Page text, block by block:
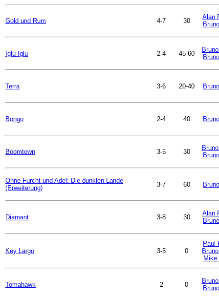
Gold und Rum 4-7 30
Alan
Iglu Iglu 2-4 45-60
Terra 3-6 20-40
Bongo 2-4 40
Boomtown 3-5 30
Ohne Furcht und Adel: Die dunklen Lande
(Erweiterung)
3-7 60
Diamant 3-8 30
Alan
Key Largo 3-5 0
Paul
Mike
Tomahawk 2 0